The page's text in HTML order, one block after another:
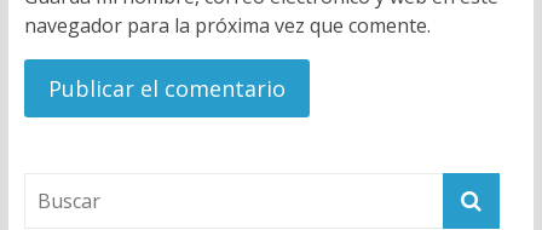
navegador para la próxima vez que comente.